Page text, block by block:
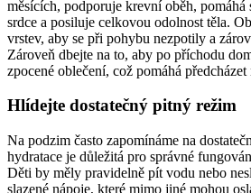
měsících, podporuje krevní oběh,
srdce a posiluje celkovou odolnost těla.
vrstev, aby se při pohybu nezpotily a
Zároveň dbejte na to, aby po příchodu
zpocené oblečení, což pomáhá předcházet
Hlídejte dostatečný pitný režim
Na podzim často zapomínáme na
hydratace je důležitá pro správné
Děti by měly pravidelně pít vodu nebo
slazené nápoje, které mimo jiné mohou